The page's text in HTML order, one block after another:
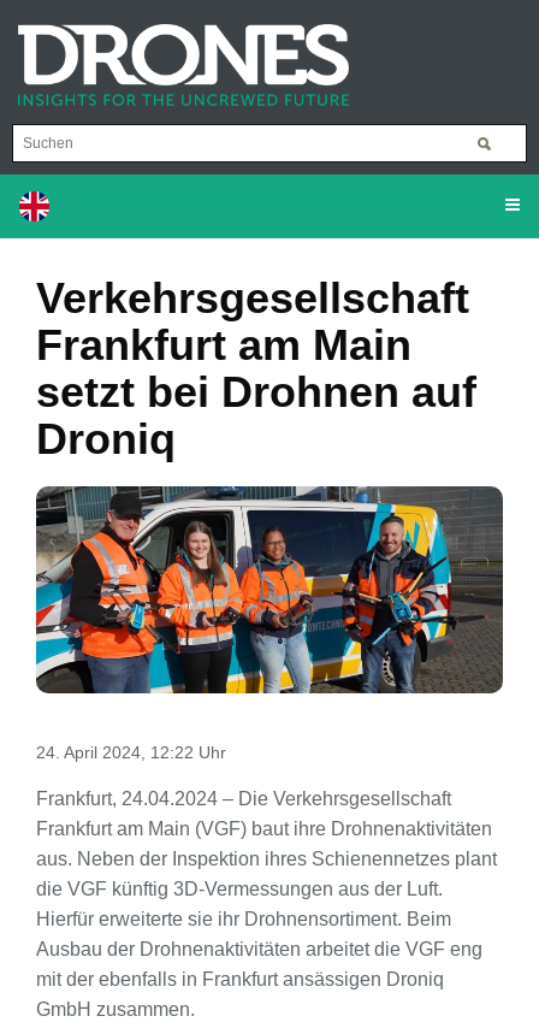
Verkehrsgesellschaft
Frankfurt am Main
setzt bei Drohnen auf
Droniq
24. April 2024, 12:22 Uhr
Frankfurt, 24.04.2024 – Die Verkehrsgesellschaft
Frankfurt am Main (VGF) baut ihre Drohnenaktivitäten
aus. Neben der Inspektion ihres Schienennetzes plant
die VGF künftig 3D-Vermessungen aus der Luft.
Hierfür erweiterte sie ihr Drohnensortiment. Beim
Ausbau der Drohnenaktivitäten arbeitet die VGF eng
mit der ebenfalls in Frankfurt ansässigen Droniq
GmbH zusammen.